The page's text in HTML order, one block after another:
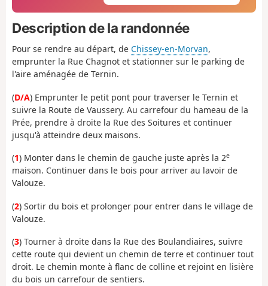
Description de la randonnée
Pour se rendre au départ, de Chissey-en-Morvan,
emprunter la Rue Chagnot et stationner sur le parking de
l'aire aménagée de Ternin.
(D/A) Emprunter le petit pont pour traverser le Ternin et
suivre la Route de Vaussery. Au carrefour du hameau de la
Prée, prendre à droite la Rue des Soitures et continuer
jusqu'à atteindre deux maisons.
(1) Monter dans le chemin de gauche juste après la 2e
maison. Continuer dans le bois pour arriver au lavoir de
Valouze.
(2) Sortir du bois et prolonger pour entrer dans le village de
Valouze.
(3) Tourner à droite dans la Rue des Boulandiaires, suivre
cette route qui devient un chemin de terre et continuer tout
droit. Le chemin monte à flanc de colline et rejoint en lisière
du bois un carrefour de sentiers.